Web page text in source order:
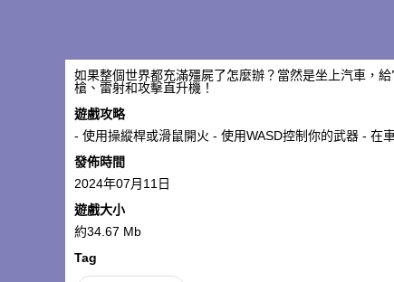
如果整個世界都充滿殭屍了怎麼辦？當然是坐上汽車，
槍、雷射和攻擊直升機！
遊戲攻略
- 使用操縱桿或滑鼠開火 - 使用WASD控制你的武器 - 在
發佈時間
2024年07月11日
遊戲大小
約34.67 Mb
Tag